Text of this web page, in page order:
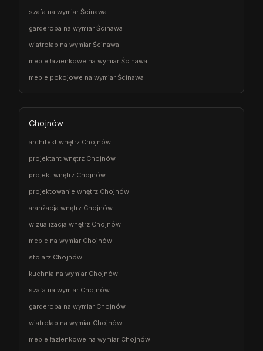
szafa na wymiar Ścinawa
garderoba na wymiar Ścinawa
wiatrołap na wymiar Ścinawa
meble łazienkowe na wymiar Ścinawa
meble pokojowe na wymiar Ścinawa
Chojnów
architekt wnętrz Chojnów
projektant wnętrz Chojnów
projekt wnętrz Chojnów
projektowanie wnętrz Chojnów
aranżacja wnętrz Chojnów
wizualizacja wnętrz Chojnów
meble na wymiar Chojnów
stolarz Chojnów
kuchnia na wymiar Chojnów
szafa na wymiar Chojnów
garderoba na wymiar Chojnów
wiatrołap na wymiar Chojnów
meble łazienkowe na wymiar Chojnów